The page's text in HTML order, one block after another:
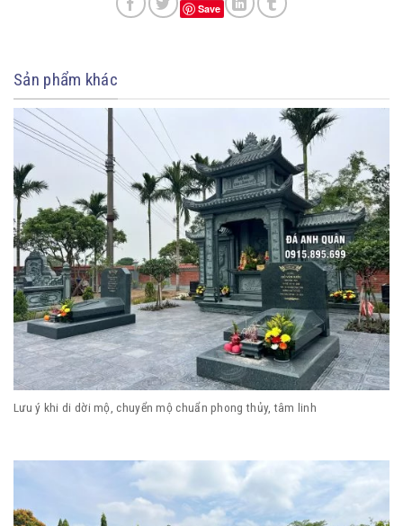
Save
Sản phẩm khác
Lưu ý khi di dời mộ, chuyển mộ chuẩn phong thủy, tâm linh